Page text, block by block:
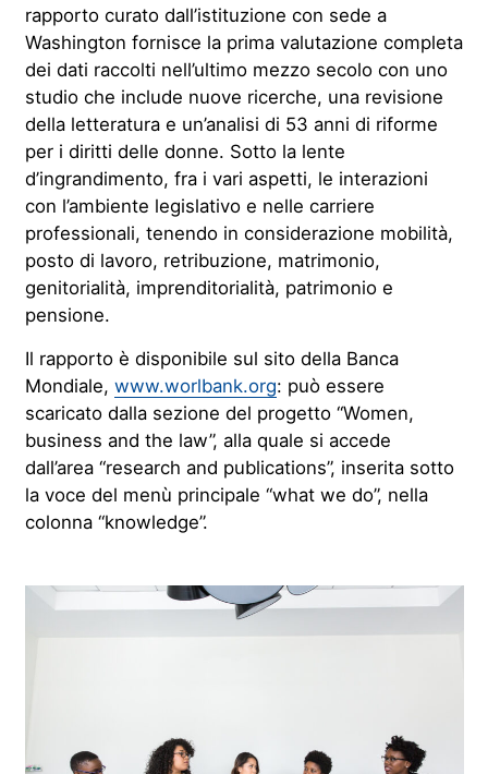
rapporto curato dall’istituzione con sede a
Washington fornisce la prima valutazione completa
dei dati raccolti nell’ultimo mezzo secolo con uno
studio che include nuove ricerche, una revisione
della letteratura e un’analisi di 53 anni di riforme
per i diritti delle donne. Sotto la lente
d’ingrandimento, fra i vari aspetti, le interazioni
con l’ambiente legislativo e nelle carriere
professionali, tenendo in considerazione mobilità,
posto di lavoro, retribuzione, matrimonio,
genitorialità, imprenditorialità, patrimonio e
pensione.
Il rapporto è disponibile sul sito della Banca
Mondiale, www.worlbank.org: può essere
scaricato dalla sezione del progetto “Women,
business and the law”, alla quale si accede
dall’area “research and publications”, inserita sotto
la voce del menù principale “what we do”, nella
colonna “knowledge”.